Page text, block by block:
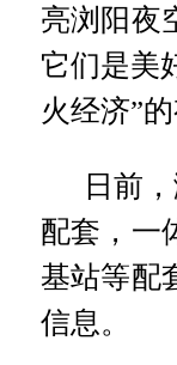
亮浏阳夜
它们是美
火经济”的
日前
配套，一
基站等配
信息。